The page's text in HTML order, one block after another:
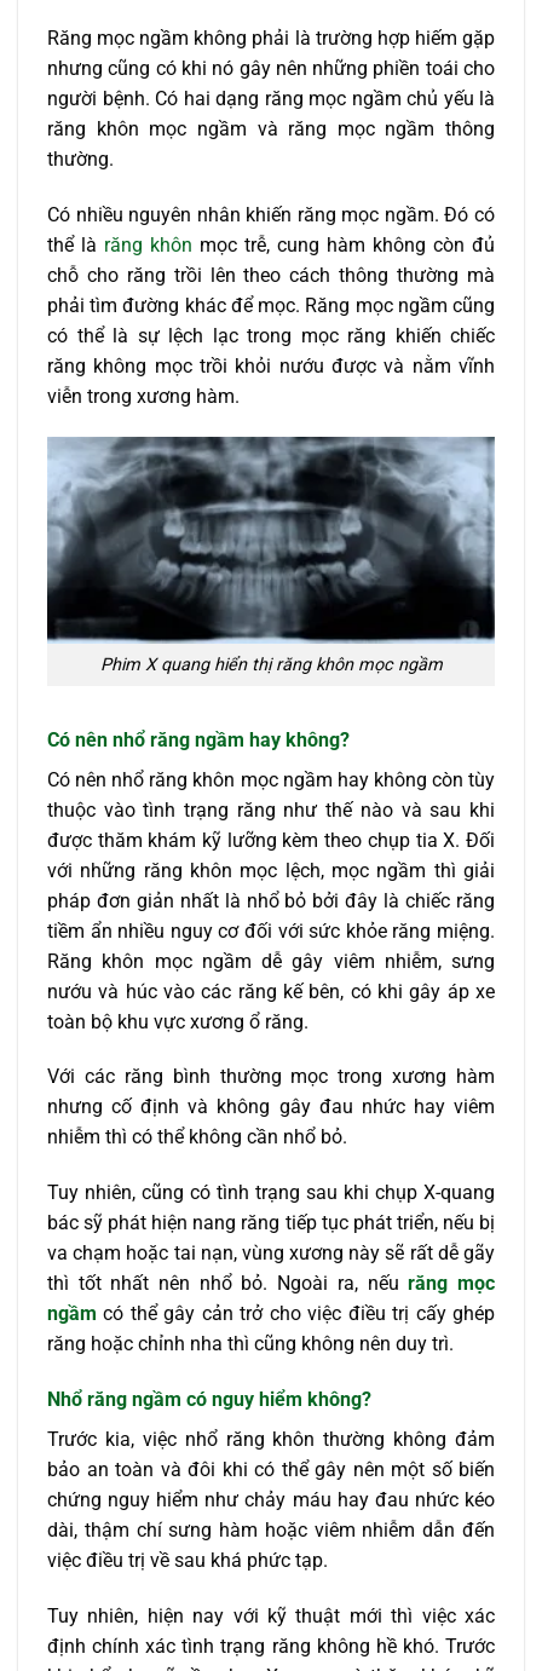
Răng mọc ngầm không phải là trường hợp hiếm gặp
nhưng cũng có khi nó gây nên những phiền toái cho
người bệnh. Có hai dạng răng mọc ngầm chủ yếu là
răng khôn mọc ngầm và răng mọc ngầm thông
thường.
Có nhiều nguyên nhân khiến răng mọc ngầm. Đó có
thể là răng khôn mọc trễ, cung hàm không còn đủ
chỗ cho răng trồi lên theo cách thông thường mà
phải tìm đường khác để mọc. Răng mọc ngầm cũng
có thể là sự lệch lạc trong mọc răng khiến chiếc
răng không mọc trồi khỏi nướu được và nằm vĩnh
viễn trong xương hàm.
Phim X quang hiển thị răng khôn mọc ngầm
Có nên nhổ răng ngầm hay không?
Có nên nhổ răng khôn mọc ngầm hay không còn tùy
thuộc vào tình trạng răng như thế nào và sau khi
được thăm khám kỹ lưỡng kèm theo chụp tia X. Đối
với những răng khôn mọc lệch, mọc ngầm thì giải
pháp đơn giản nhất là nhổ bỏ bởi đây là chiếc răng
tiềm ẩn nhiều nguy cơ đối với sức khỏe răng miệng.
Răng khôn mọc ngầm dễ gây viêm nhiễm, sưng
nướu và húc vào các răng kế bên, có khi gây áp xe
toàn bộ khu vực xương ổ răng.
Với các răng bình thường mọc trong xương hàm
nhưng cố định và không gây đau nhức hay viêm
nhiễm thì có thể không cần nhổ bỏ.
Tuy nhiên, cũng có tình trạng sau khi chụp X-quang
bác sỹ phát hiện nang răng tiếp tục phát triển, nếu bị
va chạm hoặc tai nạn, vùng xương này sẽ rất dễ gãy
thì tốt nhất nên nhổ bỏ. Ngoài ra, nếurăng mọc
ngầm có thể gây cản trở cho việc điều trị cấy ghép
răng hoặc chỉnh nha thì cũng không nên duy trì.
Nhổ răng ngầm có nguy hiểm không?
Trước kia, việc nhổ răng khôn thường không đảm
bảo an toàn và đôi khi có thể gây nên một số biến
chứng nguy hiểm như chảy máu hay đau nhức kéo
dài, thậm chí sưng hàm hoặc viêm nhiễm dẫn đến
việc điều trị về sau khá phức tạp.
Tuy nhiên, hiện nay với kỹ thuật mới thì việc xác
định chính xác tình trạng răng không hề khó. Trước